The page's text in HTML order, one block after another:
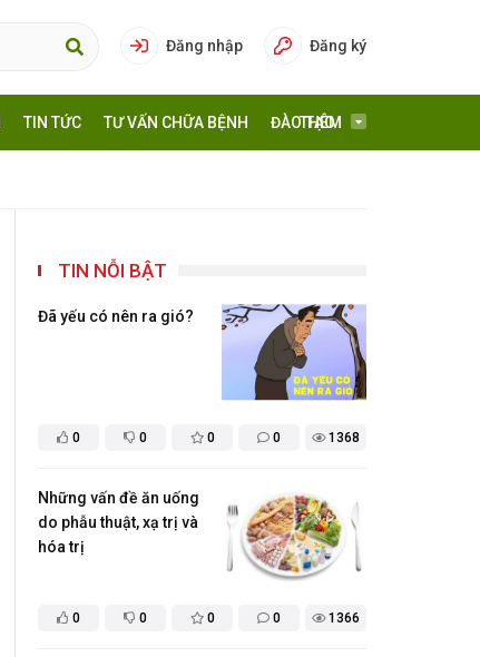
Đăng nhập Đăng ký
TIN TỨC TƯ VẤN CHỮA BỆNH ĐÀO TẠO
THÊM
TIN NỖI BẬT
0 0 0 0 1368
Đã yếu có nên ra gió?
0 0 0 0 1366
Những vấn đề ăn uống
do phẫu thuật, xạ trị và
hóa trị